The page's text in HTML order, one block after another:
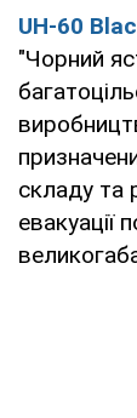
UH-60
"Чорний
складу та
евакуації